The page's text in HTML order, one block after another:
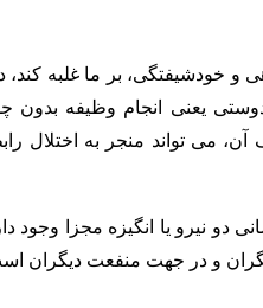
خودشیفتگی، بر ما غلبه کند،
یعنی انجام وظیفه‌
می تواند منجر به اختلال
دو نیرو یا انگیزه مجزا وجود
و در جهت منفعت دیگران